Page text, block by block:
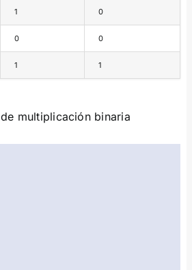
1 0
0 0
1 1
de multiplicación binaria